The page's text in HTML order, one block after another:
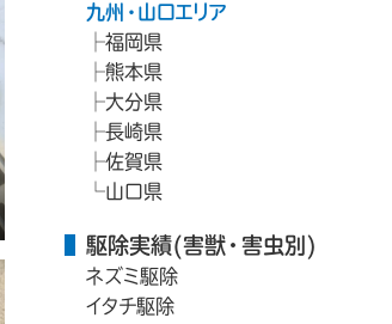
九州・山口エリア
福岡県
熊本県
大分県
長崎県
佐賀県
山口県
駆除実績(害獣・害虫別)
ネズミ駆除
イタチ駆除